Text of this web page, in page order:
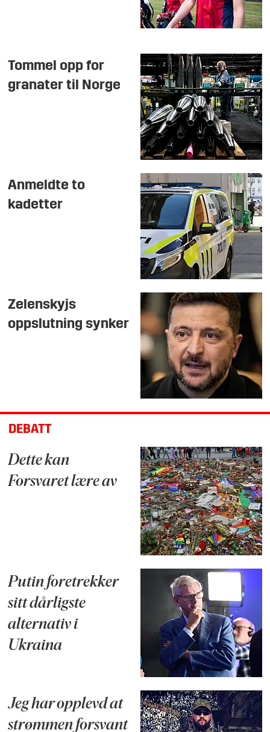
Tommel opp for
granater til Norge
Anmeldte to
kadetter
Zelenskyjs
oppslutning synker
DEBATT
Dette kan
Forsvaret lære av
Putin foretrekker
sitt dårligste
alternativ i
Ukraina
Jeg har opplevd at
strømmen forsvant